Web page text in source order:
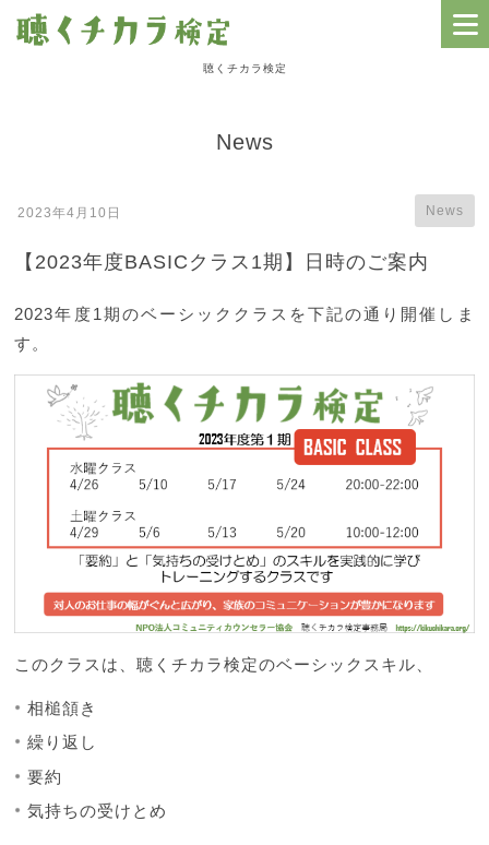
聴くチカラ検定
テキスト教材とドリル
動画教材ラインナップ
検定案内と日程
講師紹介
よくある質問
お問い合わせ
News
2023年4月10日 News
【2023年度BASICクラス1期】日時のご案内
2023年度1期のベーシッククラスを下記の通り開催しま
す。
このクラスは、聴くチカラ検定のベーシックスキル、
相槌頷き
繰り返し
要約
気持ちの受けとめ